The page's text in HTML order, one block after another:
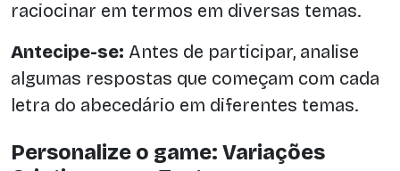
raciocinar em termos em diversas temas.
Antecipe-se: Antes de participar, analise
algumas respostas que começam com cada
letra do abecedário em diferentes temas.
Personalize o game: Variações